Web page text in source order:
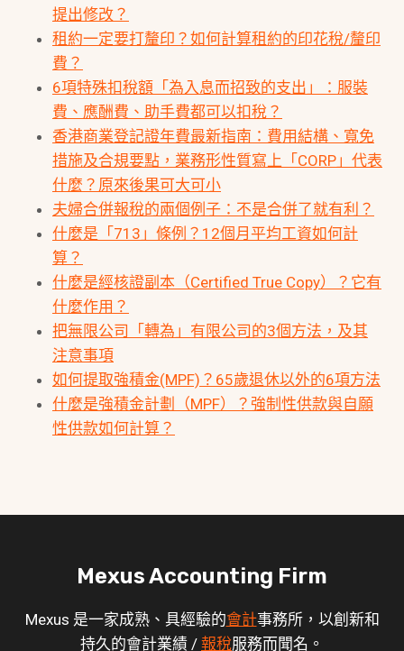
提出修改？
租約一定要打釐印？如何計算租約的印花稅/釐印
費？
6項特殊扣稅額「為入息而招致的支出」：服裝
費、應酬費、助手費都可以扣稅？
香港商業登記證年費最新指南：費用結構、寬免
措施及合規要點，業務形性質寫上「CORP」代表
什麼？原來後果可大可小
夫婦合併報稅的兩個例子：不是合併了就有利？
什麼是「713」條例？12個月平均工資如何計
算？
什麼是經核證副本（Certified True Copy）？它有
什麼作用？
把無限公司「轉為」有限公司的3個方法，及其
注意事項
如何提取強積金(MPF)？65歲退休以外的6項方法
什麼是強積金計劃（MPF）？強制性供款與自願
性供款如何計算？
Mexus Accounting Firm
Mexus 是一家成熟、具經驗的會計事務所，以創新和
持久的會計業績 / 報稅服務而聞名。